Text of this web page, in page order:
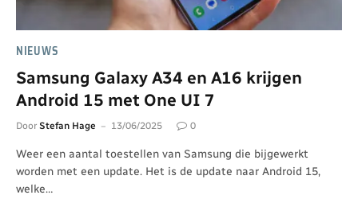
NIEUWS
Samsung Galaxy A34 en A16 krijgen
Android 15 met One UI 7
Door Stefan Hage 13/06/2025 0
Weer een aantal toestellen van Samsung die bijgewerkt
worden met een update. Het is de update naar Android 15,
welke…